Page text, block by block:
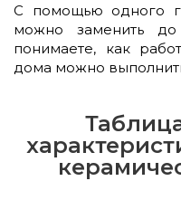
С помощью одного
можно заменить
понимаете, как
дома можно